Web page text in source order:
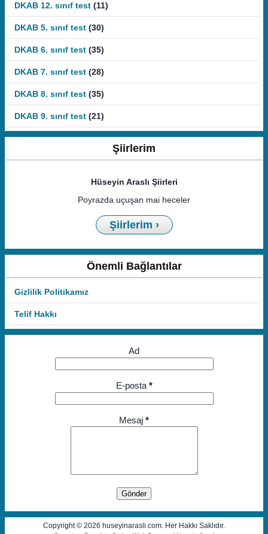
DKAB 12. sınıf test (11)
DKAB 5. sınıf test (30)
DKAB 6. sınıf test (35)
DKAB 7. sınıf test (28)
DKAB 8. sınıf test (35)
DKAB 9. sınıf test (21)
Şiirlerim
Hüseyin Araslı Şiirleri
Poyrazda uçuşan mai heceler
Şiirlerim ›
Önemli Bağlantılar
Gizlilik Politikamız
Telif Hakkı
Ad
E-posta *
Mesaj *
Copyright © 2026 huseyinarasli.com. Her Hakkı Saklıdır.